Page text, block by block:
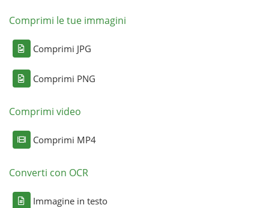
Comprimi le tue immagini
Comprimi JPG
Comprimi PNG
Comprimi video
Comprimi MP4
Converti con OCR
Immagine in testo